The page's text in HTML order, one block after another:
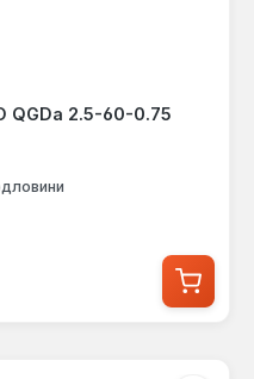
QGDa 2.5-60-0.75